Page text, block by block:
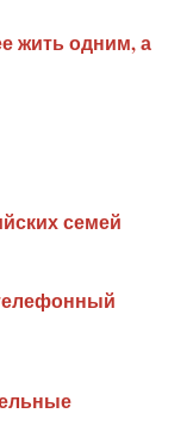
жить одним, а
семей